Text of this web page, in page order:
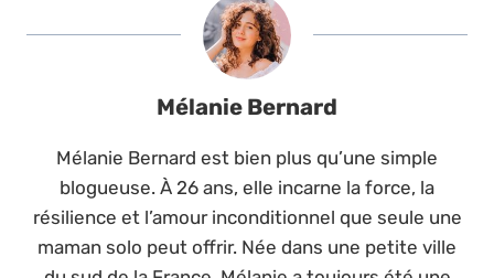
Mélanie Bernard
Mélanie Bernard est bien plus qu’une simple
blogueuse. À 26 ans, elle incarne la force, la
résilience et l’amour inconditionnel que seule une
maman solo peut offrir. Née dans une petite ville